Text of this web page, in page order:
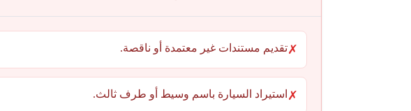
✗تقديم مستندات غير معتمدة أو ناقصة.
✗ استيراد السيارة باسم وسيط أو طرف ثالث.